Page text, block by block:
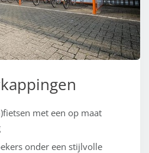
met een op maat
onder een stijlvolle